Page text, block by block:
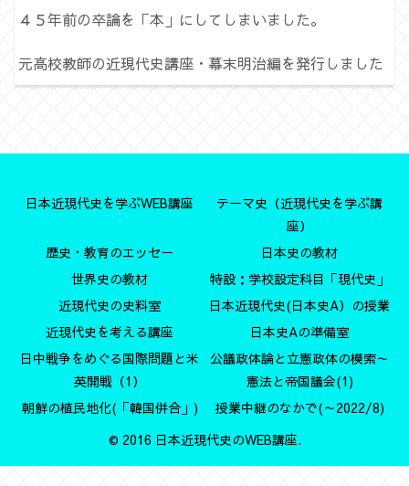
４５年前の卒論を「本」にしてしまいました。
元高校教師の近現代史講座・幕末明治編を発行しました
日本近現代史を学ぶWEB講座
テーマ史（近現代史を学ぶ講
座）
歴史・教育のエッセー
日本史の教材
世界史の教材
特設：学校設定科目「現代史」
近現代史の史料室
日本近現代史(日本史A）の授業
近現代史を考える講座
日本史Aの準備室
日中戦争をめぐる国際問題と米
英開戦（1）
公議政体論と立憲政体の模索～
憲法と帝国議会(1)
朝鮮の植民地化(「韓国併合」)
授業中継のなかで(～2022/8)
© 2016 日本近現代史のWEB講座.